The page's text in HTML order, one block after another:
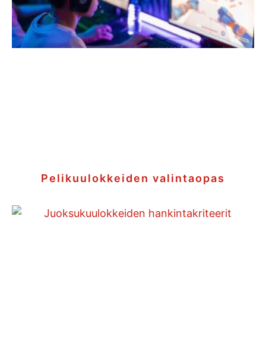
Pelikuulokkeiden valintaopas